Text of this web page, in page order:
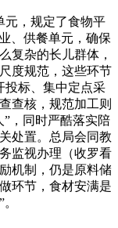
，规定了食物平
、供餐单元，确保
复杂的长儿群体，
度规范，这些环节
投标、集中定点采
查核，规范加工则
”，同时严酷落实陪
处置。总局会同教
监视办理（收罗看
机制，仍是原料储
环节，食材安满是